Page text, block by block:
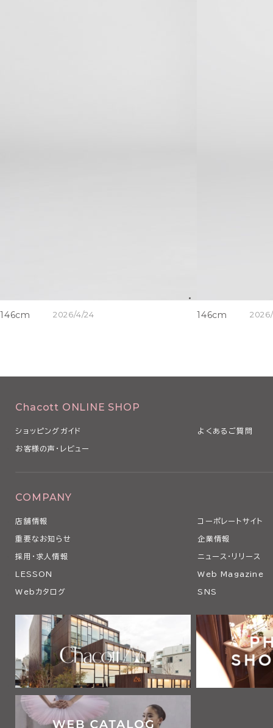
146cm 2026/4/24 146cm
Chacott ONLINE SHOP
ショッピングガイド よくあるご質問
お客様の声・レビュー
COMPANY
店舗情報 コーポレートサイト
重要なお知らせ 企業情報
採用・求人情報 ニュース・リリース
LESSON Web Magazine
Webカタログ SNS